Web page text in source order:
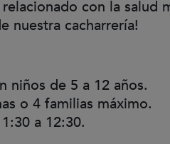
con la salud
nuestra cacharrería!
niños de 5 a 12 años.
o 4 familias máximo.
a 12:30.